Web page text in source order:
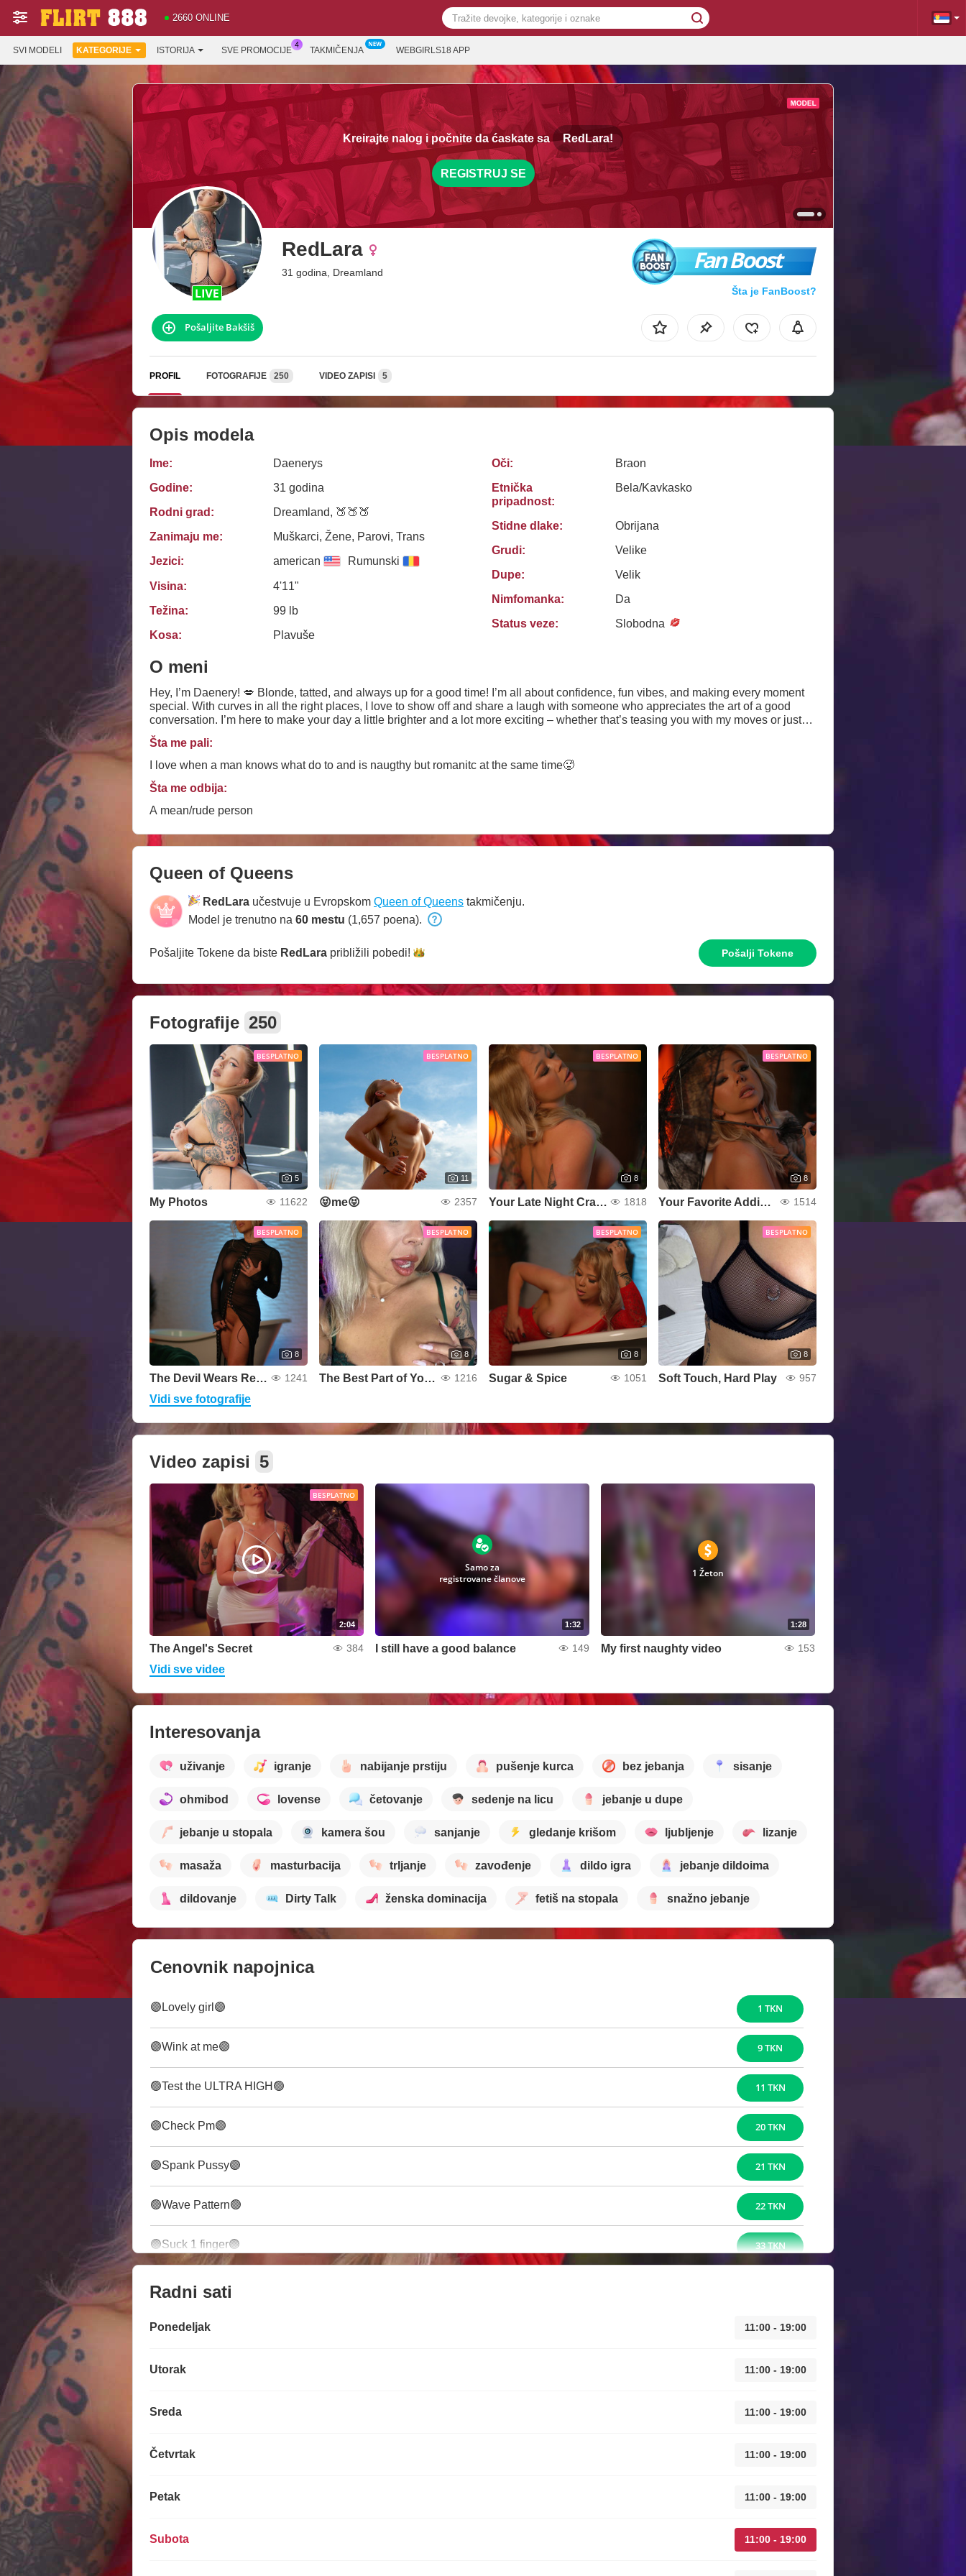
2660 ONLINE
SVI MODELI KATEGORIJE ISTORIJA SVE PROMOCIJE TAKMIČENJA WEBGIRLS18 APP
Kreirajte nalog i počnite da ćaskate sa RedLara!
REGISTRUJ SE
RedLara
31 godina, Dreamland Fan Boost
Šta je FanBoost?
Pošaljite Bakšiš
PROFIL FOTOGRAFIJE 250 VIDEO ZAPISI 5
Opis modela
Ime:
Daenerys
Godine:
31 godina
Rodni grad:
Dreamland, 🍑🍑🍑
Zanimaju me:
Muškarci, Žene, Parovi, Trans
Jezici:
american Rumunski
Visina:
4'11"
Težina:
99 lb
Kosa:
Plavuše
Oči:
Braon
Etnička
pripadnost:
Bela/Kavkasko
Stidne dlake:
Obrijana
Grudi:
Velike
Dupe:
Velik
Nimfomanka:
Da
Status veze:
Slobodna
O meni
Hey, I’m Daenery! 💋 Blonde, tatted, and always up for a good time! I’m all about confidence, fun vibes, and making every moment
special. With curves in all the right places, I love to show off and share a laugh with someone who appreciates the art of a good
conversation. I’m here to make your day a little brighter and a lot more exciting – whether that’s teasing you with my moves or just
having a genuine chat! Let’s get to know each other and see where the connection takes us. 😘
Šta me pali:
I love when a man knows what do to and is naugthy but romanitc at the same time🥵
Šta me odbija:
A mean/rude person
Queen of Queens
RedLara učestvuje u Evropskom Queen of Queens takmičenju.
Model je trenutno na 60 mestu (1,657 poena).
Pošaljite Tokene da biste RedLara približili pobedi! Pošalji Tokene
Fotografije 250
BESPLATNO
5
My Photos 11622
BESPLATNO
11
😝me😝 2357
BESPLATNO
8
Your Late Night Craving 1818
BESPLATNO
8
Your Favorite Addiction 1514
BESPLATNO
8
The Devil Wears Red Lace 1241
BESPLATNO
8
The Best Part of Your Dream 1216
BESPLATNO
8
Sugar & Spice 1051
BESPLATNO
8
Soft Touch, Hard Play 957
Vidi sve fotografije
Video zapisi 5
BESPLATNO
2:04
The Angel's Secret 384
1:32
Samo za
registrovane članove
I still have a good balance 149
1:28
1 Žeton
My first naughty video 153
Vidi sve videe
Interesovanja
uživanje igranje nabijanje prstiju pušenje kurca bez jebanja sisanje
ohmibod lovense četovanje sedenje na licu jebanje u dupe
jebanje u stopala kamera šou sanjanje gledanje krišom ljubljenje lizanje
masaža masturbacija trljanje zavođenje dildo igra jebanje dildoima
dildovanje Dirty Talk ženska dominacija fetiš na stopala snažno jebanje
Cenovnik napojnica
🟣Lovely girl🟣 1 TKN
🟣Wink at me🟣 9 TKN
🟢Test the ULTRA HIGH🟢 11 TKN
🟣Check Pm🟣 20 TKN
🟣Spank Pussy🟣 21 TKN
🟢Wave Pattern🟢 22 TKN
🟣Suck 1 finger🟣 33 TKN
Radni sati
Ponedeljak 11:00 - 19:00
Utorak 11:00 - 19:00
Sreda 11:00 - 19:00
Četvrtak 11:00 - 19:00
Petak 11:00 - 19:00
Subota 11:00 - 19:00